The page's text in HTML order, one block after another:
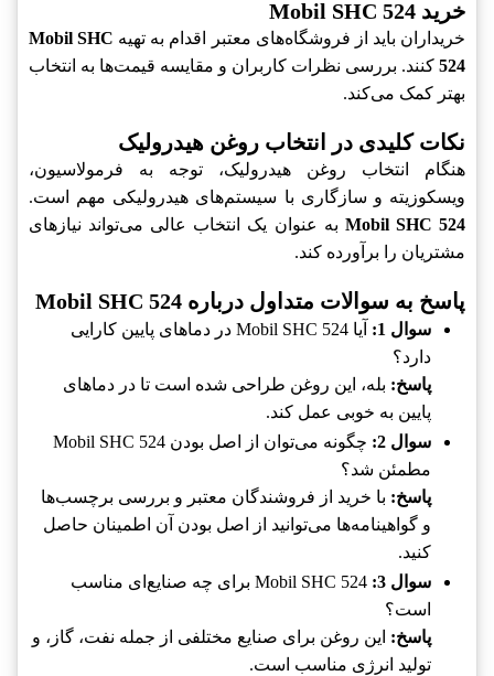
خرید Mobil SHC 524
خریداران باید از فروشگاه‌های معتبر اقدام به تهیه Mobil SHC
524 کنند. بررسی نظرات کاربران و مقایسه قیمت‌ها به انتخاب
بهتر کمک می‌کند.
نکات کلیدی در انتخاب روغن هیدرولیک
هنگام انتخاب روغن هیدرولیک، توجه به فرمولاسیون،
ویسکوزیته و سازگاری با سیستم‌های هیدرولیکی مهم است.
Mobil SHC 524 به عنوان یک انتخاب عالی می‌تواند نیازهای
مشتریان را برآورده کند.
پاسخ به سوالات متداول درباره Mobil SHC 524
سوال 1:
آیا Mobil SHC 524 در دماهای پایین کارایی
دارد؟
پاسخ: بله، این روغن طراحی شده است تا در دماهای
پایین به خوبی عمل کند.
سوال 2:
چگونه می‌توان از اصل بودن Mobil SHC 524
مطمئن شد؟
پاسخ: با خرید از فروشندگان معتبر و بررسی برچسب‌ها
و گواهینامه‌ها می‌توانید از اصل بودن آن اطمینان حاصل
کنید.
سوال 3:
Mobil SHC 524 برای چه صنایع‌ای مناسب
است؟
پاسخ: این روغن برای صنایع مختلفی از جمله نفت، گاز، و
تولید انرژی مناسب است.